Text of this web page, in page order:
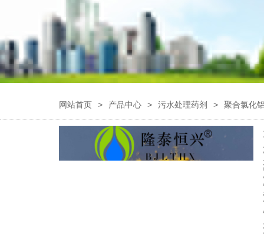
网站首页 > 产品中心 > 污水处理药剂 > 聚合氯化